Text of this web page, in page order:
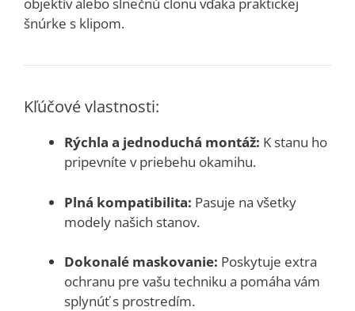
šnúrke s klipom.
Kľúčové vlastnosti:
Rýchla a jednoduchá montáž: K stanu ho
pripevníte v priebehu okamihu.
Plná kompatibilita: Pasuje na všetky
modely našich stanov.
Dokonalé maskovanie: Poskytuje extra
ochranu pre vašu techniku a pomáha vám
splynúť s prostredím.